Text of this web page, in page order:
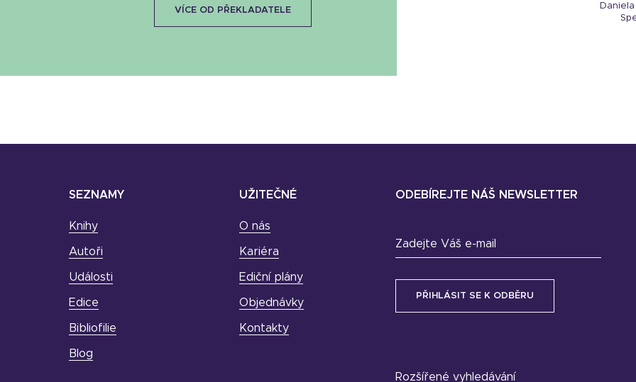
VÍCE OD PŘEKLADATELE
SEZNAMY
Knihy
Autoři
Události
Edice
Bibliofilie
Blog
UŽITEČNÉ
O nás
Kariéra
Ediční plány
Objednávky
Kontakty
ODEBÍREJTE NÁŠ NEWSLETTER
Zadejte Váš e-mail
Rozšířené vyhledávání